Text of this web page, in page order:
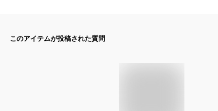
このアイテムが投稿された質問